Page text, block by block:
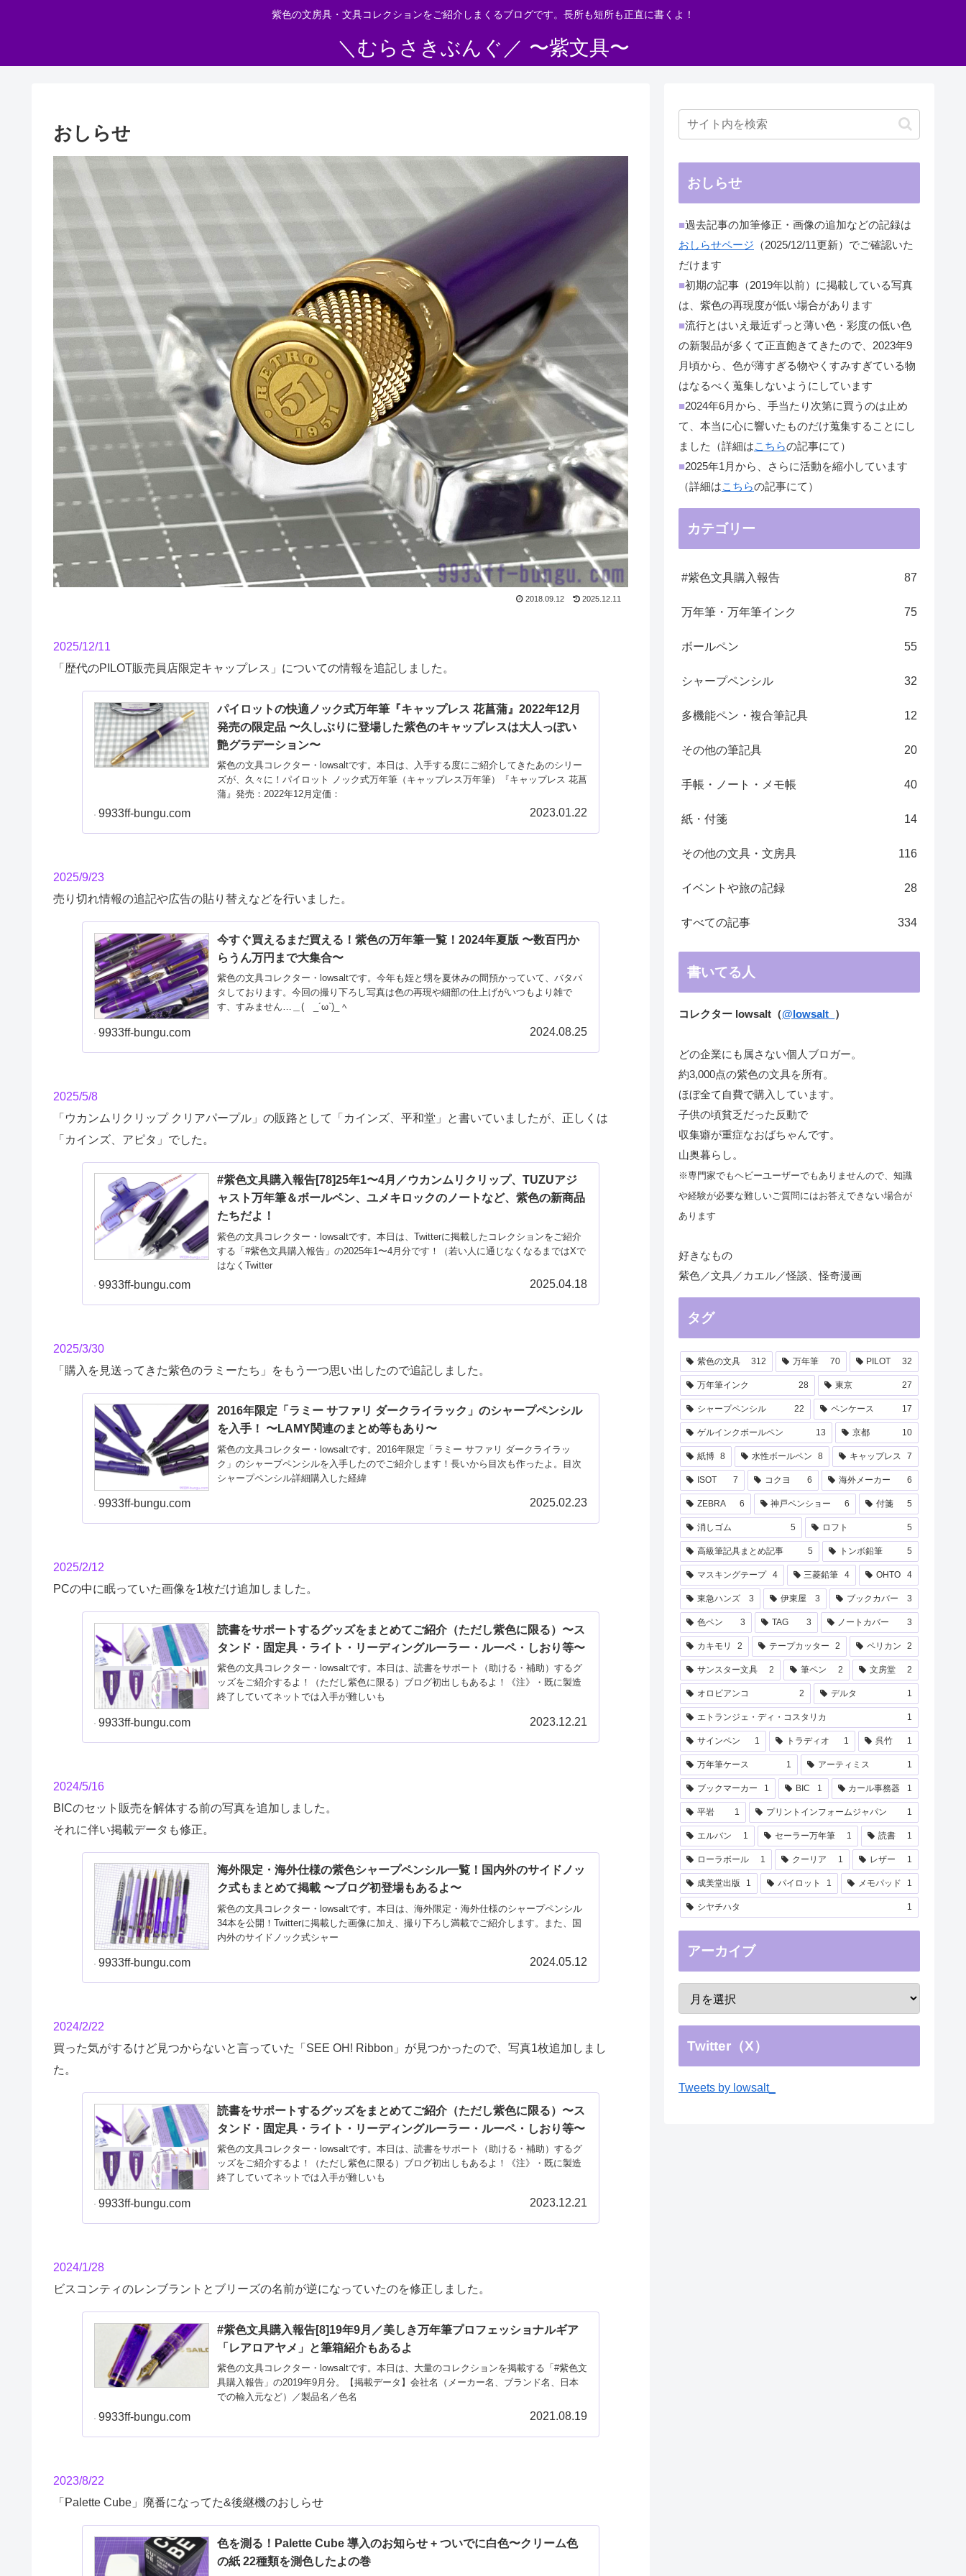
紫色の文房具・文具コレクションをご紹介しまくるブログです。長所も短所も正直に書くよ！
＼むらさきぶんぐ／ 〜紫文具〜
おしらせ
2018.09.12 2025.12.11
2025/12/11
「歴代のPILOT販売員店限定キャップレス」についての情報を追記しました。
パイロットの快適ノック式万年筆『キャップレス 花菖蒲』2022年12月
発売の限定品 〜久しぶりに登場した紫色のキャップレスは大人っぽい
艶グラデーション〜
紫色の文具コレクター・lowsaltです。本日は、入手する度にご紹介してきたあのシリー
ズが、久々に！パイロット ノック式万年筆（キャップレス万年筆）『キャップレス 花菖
蒲』発売：2022年12月定価：
9933ff-bungu.com 2023.01.22
2025/9/23
売り切れ情報の追記や広告の貼り替えなどを行いました。
今すぐ買えるまだ買える！紫色の万年筆一覧！2024年夏版 〜数百円か
らうん万円まで大集合〜
紫色の文具コレクター・lowsaltです。今年も姪と甥を夏休みの間預かっていて、バタバ
タしております。今回の撮り下ろし写真は色の再現や細部の仕上げがいつもより雑で
す、すみません…＿( _´ω`)_ ﾍ
9933ff-bungu.com 2024.08.25
2025/5/8
「ウカンムリクリップ クリアパープル」の販路として「カインズ、平和堂」と書いていましたが、正しくは
「カインズ、アピタ」でした。
#紫色文具購入報告[78]25年1〜4月／ウカンムリクリップ、TUZUアジ
ャスト万年筆＆ボールペン、ユメキロックのノートなど、紫色の新商品
たちだよ！
紫色の文具コレクター・lowsaltです。本日は、Twitterに掲載したコレクションをご紹介
する「#紫色文具購入報告」の2025年1〜4月分です！（若い人に通じなくなるまではXで
はなくTwitter
9933ff-bungu.com 2025.04.18
2025/3/30
「購入を見送ってきた紫色のラミーたち」をもう一つ思い出したので追記しました。
2016年限定「ラミー サファリ ダークライラック」のシャープペンシル
を入手！ 〜LAMY関連のまとめ等もあり〜
紫色の文具コレクター・lowsaltです。2016年限定「ラミー サファリ ダークライラッ
ク」のシャープペンシルを入手したのでご紹介します！長いから目次も作ったよ。目次
シャープペンシル詳細購入した経緯
9933ff-bungu.com 2025.02.23
2025/2/12
PCの中に眠っていた画像を1枚だけ追加しました。
読書をサポートするグッズをまとめてご紹介（ただし紫色に限る）〜ス
タンド・固定具・ライト・リーディングルーラー・ルーペ・しおり等〜
紫色の文具コレクター・lowsaltです。本日は、読書をサポート（助ける・補助）するグ
ッズをご紹介するよ！（ただし紫色に限る）ブログ初出しもあるよ！《注》・既に製造
終了していてネットでは入手が難しいも
9933ff-bungu.com 2023.12.21
2024/5/16
BICのセット販売を解体する前の写真を追加しました。
それに伴い掲載データも修正。
海外限定・海外仕様の紫色シャープペンシル一覧！国内外のサイドノッ
ク式もまとめて掲載 〜ブログ初登場もあるよ〜
紫色の文具コレクター・lowsaltです。本日は、海外限定・海外仕様のシャープペンシル
34本を公開！Twitterに掲載した画像に加え、撮り下ろし満載でご紹介します。また、国
内外のサイドノック式シャー
9933ff-bungu.com 2024.05.12
2024/2/22
買った気がするけど見つからないと言っていた「SEE OH! Ribbon」が見つかったので、写真1枚追加しまし
た。
読書をサポートするグッズをまとめてご紹介（ただし紫色に限る）〜ス
タンド・固定具・ライト・リーディングルーラー・ルーペ・しおり等〜
紫色の文具コレクター・lowsaltです。本日は、読書をサポート（助ける・補助）するグ
ッズをご紹介するよ！（ただし紫色に限る）ブログ初出しもあるよ！《注》・既に製造
終了していてネットでは入手が難しいも
9933ff-bungu.com 2023.12.21
2024/1/28
ビスコンティのレンブラントとブリーズの名前が逆になっていたのを修正しました。
#紫色文具購入報告[8]19年9月／美しき万年筆プロフェッショナルギア
「レアロアヤメ」と筆箱紹介もあるよ
紫色の文具コレクター・lowsaltです。本日は、大量のコレクションを掲載する「#紫色文
具購入報告」の2019年9月分。【掲載データ】会社名（メーカー名、ブランド名、日本
での輸入元など）／製品名／色名
9933ff-bungu.com 2021.08.19
2023/8/22
「Palette Cube」廃番になってた&後継機のおしらせ
色を測る！Palette Cube 導入のお知らせ + ついでに白色〜クリーム色
の紙 22種類を測色したよの巻
おしらせ
■過去記事の加筆修正・画像の追加などの記録は
おしらせページ （2025/12/11更新）でご確認いた
だけます
■初期の記事（2019年以前）に掲載している写真
は、紫色の再現度が低い場合があります
■流行とはいえ最近ずっと薄い色・彩度の低い色
の新製品が多くて正直飽きてきたので、2023年9
月頃から、色が薄すぎる物やくすみすぎている物
はなるべく蒐集しないようにしています
■2024年6月から、手当たり次第に買うのは止め
て、本当に心に響いたものだけ蒐集することにし
ました（詳細はこちらの記事にて）
■2025年1月から、さらに活動を縮小しています
（詳細はこちらの記事にて）
カテゴリー
#紫色文具購入報告 87
万年筆・万年筆インク 75
ボールペン 55
シャープペンシル 32
多機能ペン・複合筆記具 12
その他の筆記具 20
手帳・ノート・メモ帳 ​ 40
紙・付箋 14
その他の文具・文房具 116
イベントや旅の記録 28
すべての記事 334
書いてる人
コレクター lowsalt（@lowsalt_ ）
どの企業にも属さない個人ブロガー。
約3,000点の紫色の文具を所有。
ほぼ全て自費で購入しています。
子供の頃貧乏だった反動で
収集癖が重症なおばちゃんです。
山奥暮らし。
※専門家でもヘビーユーザーでもありませんので、知識
や経験が必要な難しいご質問にはお答えできない場合が
あります
好きなもの
紫色／文具／カエル／怪談、怪奇漫画
タグ
紫色の文具 312 万年筆 70 PILOT 32
万年筆インク 28 東京 27
シャープペンシル 22 ペンケース 17
ゲルインクボールペン 13 京都 10
紙博 8 水性ボールペン 8 キャップレス 7
ISOT 7 コクヨ 6 海外メーカー 6
ZEBRA 6 神戸ペンショー 6 付箋 5
消しゴム 5 ロフト 5
高級筆記具まとめ記事 5 トンボ鉛筆 5
マスキングテープ 4 三菱鉛筆 4 OHTO 4
東急ハンズ 3 伊東屋 3 ブックカバー 3
色ペン 3 TAG 3 ノートカバー 3
カキモリ 2 テープカッター 2 ペリカン 2
サンスター文具 2 筆ペン 2 文房堂 2
オロビアンコ 2 デルタ 1
エトランジェ・ディ・コスタリカ 1
サインペン 1 トラディオ 1 呉竹 1
万年筆ケース 1 アーティミス 1
ブックマーカー 1 BIC 1 カール事務器 1
平岩 1 プリントインフォームジャパン 1
エルバン 1 セーラー万年筆 1 読書 1
ローラボール 1 クーリア 1 レザー 1
成美堂出版 1 パイロット 1 メモパッド 1
シヤチハタ 1
アーカイブ
Twitter（X）
Tweets by lowsalt_